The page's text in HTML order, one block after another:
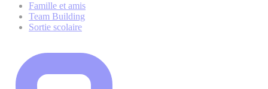
Famille et amis
Team Building
Sortie scolaire